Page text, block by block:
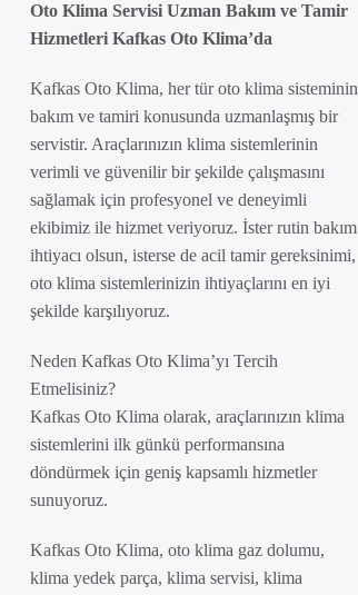
Oto Klima Servisi Uzman Bakım ve Tamir
Hizmetleri Kafkas Oto Klima’da
Kafkas Oto Klima, her tür oto klima sisteminin
bakım ve tamiri konusunda uzmanlaşmış bir
servistir. Araçlarınızın klima sistemlerinin
verimli ve güvenilir bir şekilde çalışmasını
sağlamak için profesyonel ve deneyimli
ekibimiz ile hizmet veriyoruz. İster rutin bakım
ihtiyacı olsun, isterse de acil tamir gereksinimi,
oto klima sistemlerinizin ihtiyaçlarını en iyi
şekilde karşılıyoruz.
Neden Kafkas Oto Klima’yı Tercih
Etmelisiniz?
Kafkas Oto Klima olarak, araçlarınızın klima
sistemlerini ilk günkü performansına
döndürmek için geniş kapsamlı hizmetler
sunuyoruz.
Kafkas Oto Klima, oto klima gaz dolumu,
klima yedek parça, klima servisi, klima